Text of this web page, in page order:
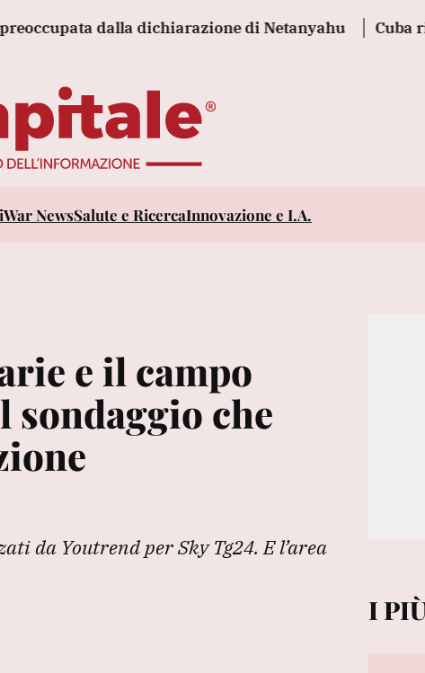
dalla dichiarazione di Netanyahu Cuba
War NewsSalute e RicercaInnovazione e I.A.
e il campo
che
da Youtrend per Sky Tg24. E l’area
I